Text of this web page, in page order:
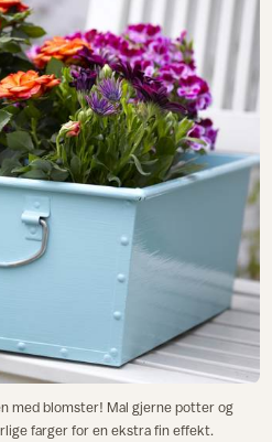
med blomster! Mal gjerne potter og
farger for en ekstra fin effekt.